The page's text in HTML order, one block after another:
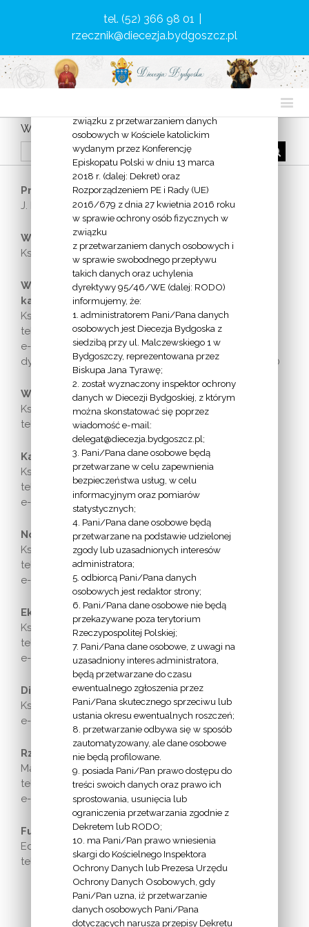
tel. (52) 366 98 01
rzecznik@diecezja.bydgoszcz.pl
Wydział Administracyjno-Personalny
Przewodniczący:
J. E. Ks. Bp dr Krzysztof Włodarczyk
Wikariusz Generalny:
Ks. kan. Tomasz Cyl
Wikariusz biskupi ds. katechetycznych i szkół
katolickich oraz formacji kapłańskiej:
Ks. inf. prof. UAM dr hab. Mirosław Gogolik
tel. 52 366 98 30
e-mail:
katecheza@diecezja.bydgoszcz.pl
dyżur: poniedziałek, wtorek, środa – godz. 9.00-13.00
Wikariusz biskupi ds. sakrementalnych:
Ks. dr Zenon Niemczyk
tel/ 52 366 98 01
Kanclerz kurii:
Ks. Grzegorz Nowak
tel. 52 366 98 05
e-mail:
kanclerz@diecezja.bydgoszcz.pl
Notariusz kurii:
Ks. Damian Pawlikowski
tel. kom. 735 985 349
e-mail:
sekretarz@diecezja.bydgoszcz.pl
Ekonom diecezji:
Ks. Krzysztof Kozłowski
tel. kom. 788 141 585
e-mail:
ekonom@diecezja.bydgoszcz.pl
Diecezjalny konserwator zabytków:
Ks. Przemysław Książek
e-mail:
biuro@diecezja.bydgoszcz.pl
Rzecznik diecezji:
Marcin Jarzembowski
tel. kom. 667 299 997
e-mail:
rzecznik@diecezja.bydgoszcz.pl
Furta:
Edward Pasieka
tel. 52 366 98 01
KLAUZULA INFORMACYJNA
związku z przetwarzaniem danych
osobowych w Kościele katolickim
wydanym przez Konferencję
Episkopatu Polski w dniu 13 marca
2018 r. (dalej: Dekret) oraz
Rozporządzeniem PE i Rady (UE)
2016/679 z dnia 27 kwietnia 2016 roku
w sprawie ochrony osób fizycznych w
związku
z przetwarzaniem danych osobowych i
w sprawie swobodnego przepływu
takich danych oraz uchylenia
dyrektywy 95/46/WE (dalej: RODO)
informujemy, że:
1. administratorem Pani/Pana danych
osobowych jest Diecezja Bydgoska z
siedzibą przy ul. Malczewskiego 1 w
Bydgoszczy, reprezentowana przez
Biskupa Jana Tyrawę;
2. został wyznaczony inspektor ochrony
danych w Diecezji Bydgoskiej, z którym
można skonstatować się poprzez
wiadomość e-mail:
delegat@diecezja.bydgoszcz.pl;
3. Pani/Pana dane osobowe będą
przetwarzane w celu zapewnienia
bezpieczeństwa usług, w celu
informacyjnym oraz pomiarów
statystycznych;
4. Pani/Pana dane osobowe będą
przetwarzane na podstawie udzielonej
zgody lub uzasadnionych interesów
administratora;
5. odbiorcą Pani/Pana danych
osobowych jest redaktor strony;
6. Pani/Pana dane osobowe nie będą
przekazywane poza terytorium
Rzeczypospolitej Polskiej;
7. Pani/Pana dane osobowe, z uwagi na
uzasadniony interes administratora,
będą przetwarzane do czasu
ewentualnego zgłoszenia przez
Pani/Pana skutecznego sprzeciwu lub
ustania okresu ewentualnych roszczeń;
8. przetwarzanie odbywa się w sposób
zautomatyzowany, ale dane osobowe
nie będą profilowane.
9. posiada Pani/Pan prawo dostępu do
treści swoich danych oraz prawo ich
sprostowania, usunięcia lub
ograniczenia przetwarzania zgodnie z
Dekretem lub RODO;
10. ma Pani/Pan prawo wniesienia
skargi do Kościelnego Inspektora
Ochrony Danych lub Prezesa Urzędu
Ochrony Danych Osobowych, gdy
Pani/Pan uzna, iż przetwarzanie
danych osobowych Pani/Pana
dotyczących narusza przepisy Dekretu